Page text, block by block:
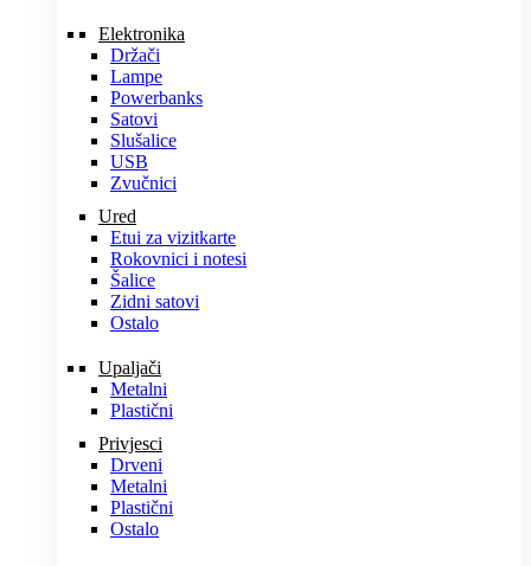
Elektronika
Držači
Lampe
Powerbanks
Satovi
Slušalice
USB
Zvučnici
Ured
Etui za vizitkarte
Rokovnici i notesi
Šalice
Zidni satovi
Ostalo
Upaljači
Metalni
Plastični
Privjesci
Drveni
Metalni
Plastični
Ostalo